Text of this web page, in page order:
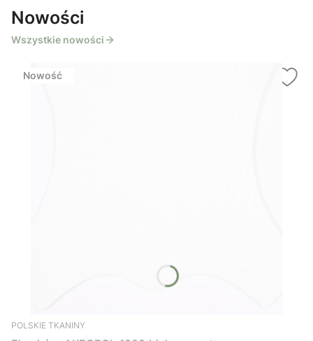
Nowości
Wszystkie nowości
Nowość
POLSKIE TKANINY